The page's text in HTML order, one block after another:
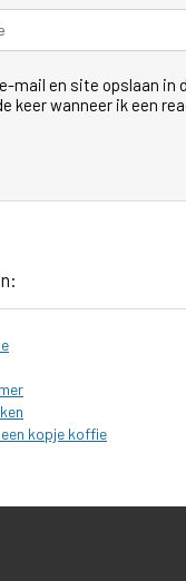
mail en site opslaan in
keer wanneer ik een
kopje koffie